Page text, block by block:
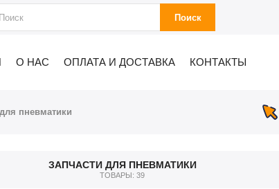
Поиск
О НАС ОПЛАТА И ДОСТАВКА КОНТАКТЫ
пневматики
ЗАПЧАСТИ ДЛЯ ПНЕВМАТИКИ
ТОВАРЫ: 39